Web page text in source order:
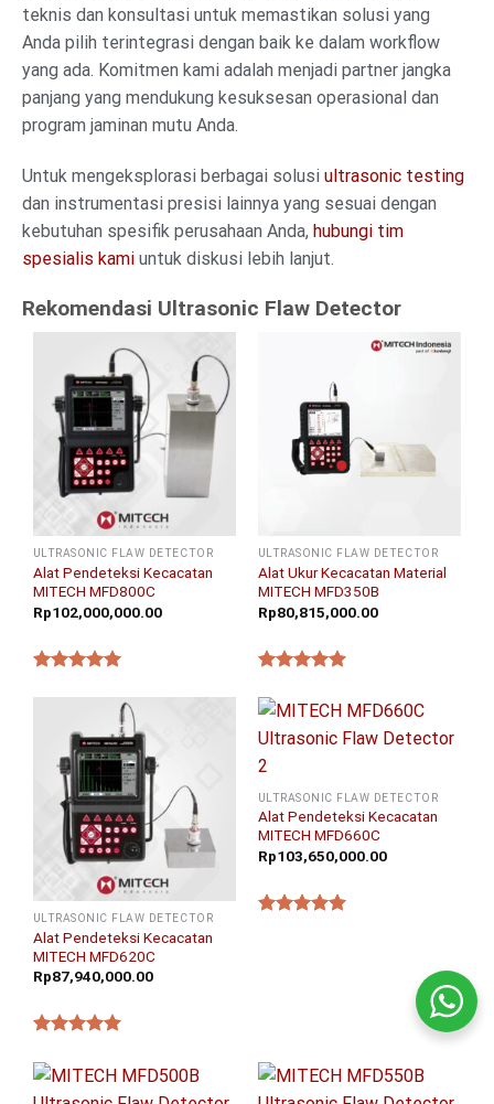
teknis dan konsultasi untuk memastikan solusi yang
Anda pilih terintegrasi dengan baik ke dalam workflow
yang ada. Komitmen kami adalah menjadi partner jangka
panjang yang mendukung kesuksesan operasional dan
program jaminan mutu Anda.
Untuk mengeksplorasi berbagai solusi ultrasonic testing
dan instrumentasi presisi lainnya yang sesuai dengan
kebutuhan spesifik perusahaan Anda, hubungi tim
spesialis kami untuk diskusi lebih lanjut.
Rekomendasi Ultrasonic Flaw Detector
ULTRASONIC FLAW DETECTOR
Alat Pendeteksi Kecacatan
MITECH MFD800C
Rp102,000,000.00
ULTRASONIC FLAW DETECTOR
Alat Ukur Kecacatan Material
MITECH MFD350B
Rp80,815,000.00
ULTRASONIC FLAW DETECTOR
Alat Pendeteksi Kecacatan
MITECH MFD620C
Rp87,940,000.00
ULTRASONIC FLAW DETECTOR
Alat Pendeteksi Kecacatan
MITECH MFD660C
Rp103,650,000.00